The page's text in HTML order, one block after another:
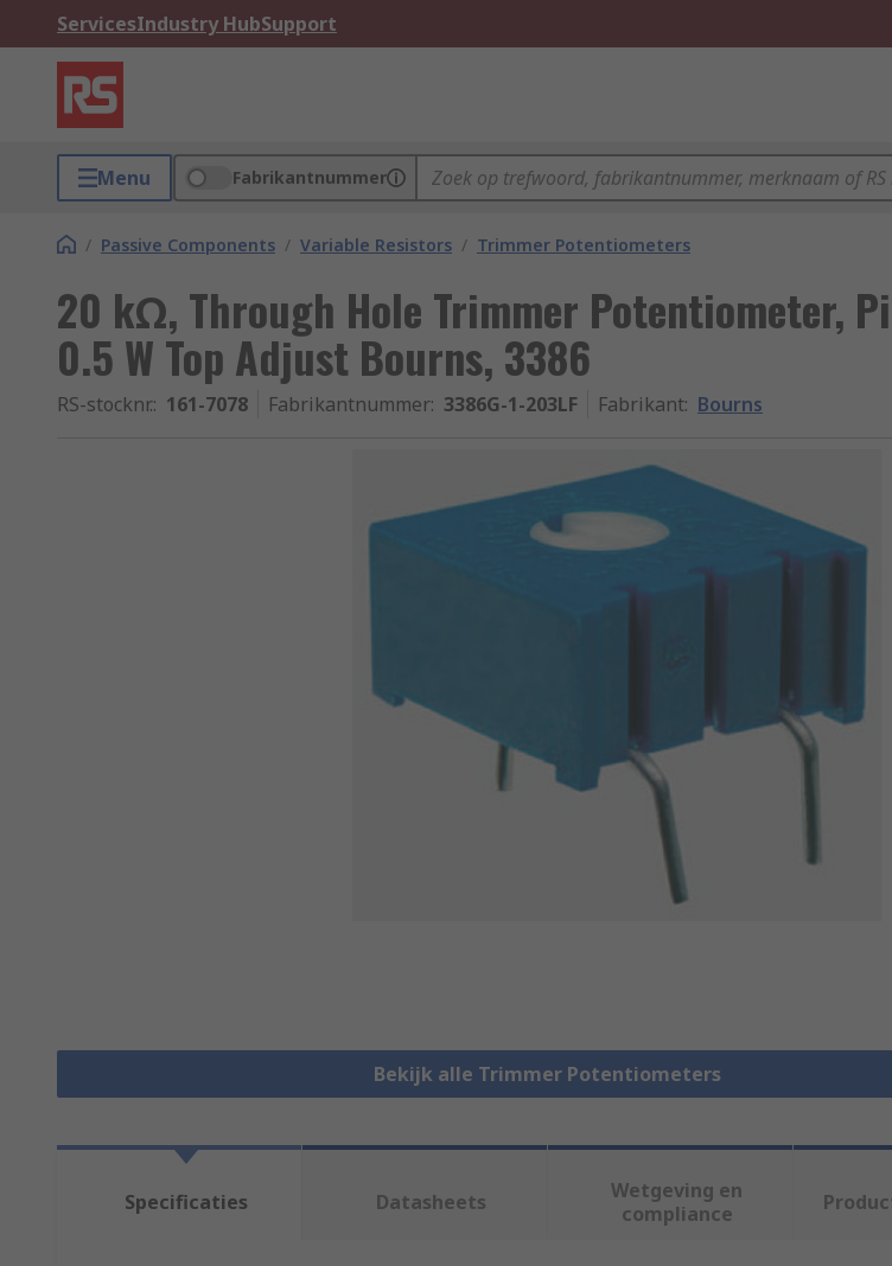
ServicesIndustry HubSupport
Menu Fabrikantnummer
/ Passive Components / Variable Resistors / Trimmer Potentiometers
20 kΩ, Through Hole Trimmer Potentiometer,
0.5 W Top Adjust Bourns, 3386
RS-stocknr.: 161-7078 Fabrikantnummer: 3386G-1-203LF Fabrikant: Bourns
Bekijk alle Trimmer Potentiometers
Specificaties Datasheets
Wetgeving en
compliance